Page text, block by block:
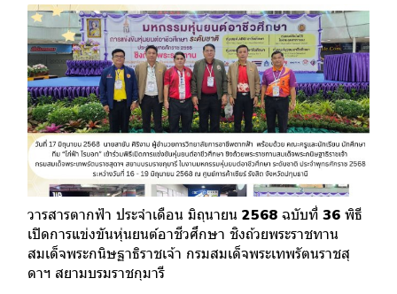
วารสารตากฟ้า ประจำเดือน มิถุนายน 2568 ฉบับที่ 36 พิธี
เปิดการแข่งขันหุ่นยนต์อาชีวศึกษา ชิงถ้วยพระราชทาน
สมเด็จพระกนิษฐาธิราชเจ้า กรมสมเด็จพระเทพรัตนราชสุ
ดาฯ สยามบรมราชกุมารี